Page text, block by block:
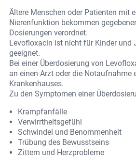
Ältere Menschen oder Patienten mit
Nierenfunktion bekommen
Dosierungen verordnet.
Levofloxacin ist nicht für Kinder und
geeignet.
Bei einer Überdosierung von
an einen Arzt oder die Notaufnahme
Krankenhauses.
Zu den Symptomen einer
Krampfanfälle
Verwirrtheitsgefühl
Schwindel und Benommenheit
Trübung des Bewusstseins
Zittern und Herzprobleme